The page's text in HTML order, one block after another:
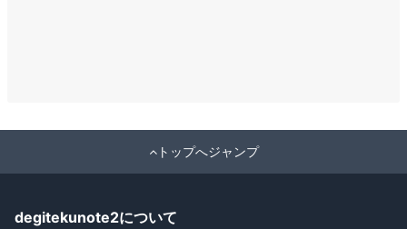
トップへジャンプ
degitekunote2について